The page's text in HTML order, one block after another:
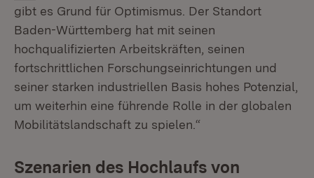
gibt es Grund für Optimismus. Der Standort
Baden-Württemberg hat mit seinen
hochqualifizierten Arbeitskräften, seinen
fortschrittlichen Forschungseinrichtungen und
seiner starken industriellen Basis hohes Potenzial,
um weiterhin eine führende Rolle in der globalen
Mobilitätslandschaft zu spielen.“
Szenarien des Hochlaufs von